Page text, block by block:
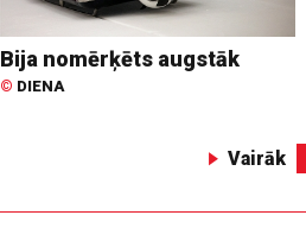
Bija nomērķēts augstāk
© DIENA
Vairāk